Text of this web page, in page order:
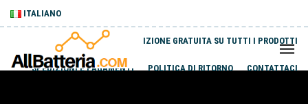
ITALIANO
SPEDIZIONE GRATUITA SU TUTTI I PRODOTTI
SPEDIZIONI E PAGAMENTI POLITICA DI RITORNO CONTATTACI